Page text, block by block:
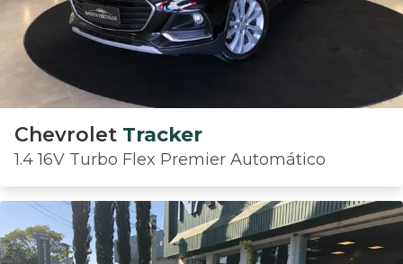
Chevrolet Tracker
1.4 16V Turbo Flex Premier Automático